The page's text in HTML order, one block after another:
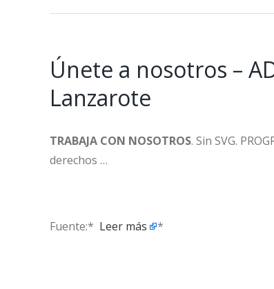
Únete a nosotros –
Lanzarote
TRABAJA CON NOSOTROS. Sin SVG.
derechos …
Fuente:* ​ Leer más *